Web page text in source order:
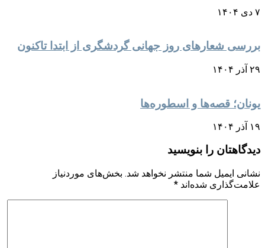
۷ دی ۱۴۰۴
بررسی شعارهای روز جهانی گردشگری از ابتدا تاکنون
۲۹ آذر ۱۴۰۴
یونان؛ قصه‌ها و اسطوره‌ها
۱۹ آذر ۱۴۰۴
دیدگاهتان را بنویسید
نشانی ایمیل شما منتشر نخواهد شد. بخش‌های موردنیاز
علامت‌گذاری شده‌اند *